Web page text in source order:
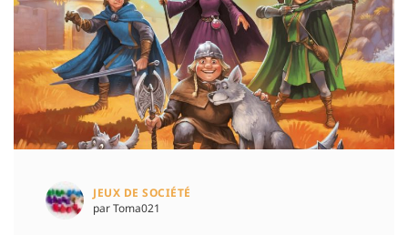
JEUX DE SOCIÉTÉ
par Toma021